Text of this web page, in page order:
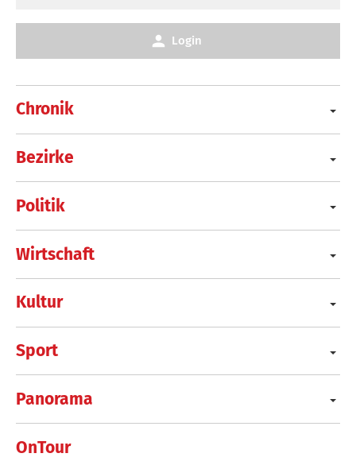
Chronik
Bezirke
Politik
Wirtschaft
Kultur
Sport
Panorama
OnTour
Login